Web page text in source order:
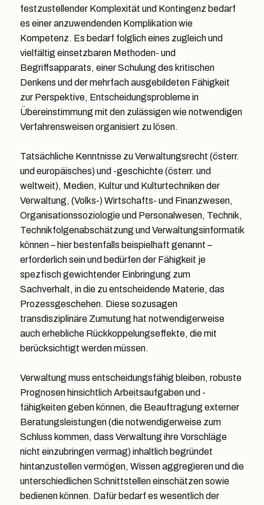
festzustellender Komplexität und Kontingenz bedarf
es einer anzuwendenden Komplikation wie
Kompetenz. Es bedarf folglich eines zugleich und
vielfältig einsetzbaren Methoden- und
Begriffsapparats, einer Schulung des kritischen
Denkens und der mehrfach ausgebildeten Fähigkeit
zur Perspektive, Entscheidungsprobleme in
Übereinstimmung mit den zulässigen wie notwendigen
Verfahrensweisen organisiert zu lösen.
Tatsächliche Kenntnisse zu Verwaltungsrecht (österr.
und europäisches) und -geschichte (österr. und
weltweit), Medien, Kultur und Kulturtechniken der
Verwaltung, (Volks-) Wirtschafts- und Finanzwesen,
Organisationssoziologie und Personalwesen, Technik,
Technikfolgenabschätzung und Verwaltungsinformatik
können – hier bestenfalls beispielhaft genannt –
erforderlich sein und bedürfen der Fähigkeit je
spezfisch gewichtender Einbringung zum
Sachverhalt, in die zu entscheidende Materie, das
Prozessgeschehen. Diese sozusagen
transdisziplinäre Zumutung hat notwendigerweise
auch erhebliche Rückkoppelungseffekte, die mit
berücksichtigt werden müssen.
Verwaltung muss entscheidungsfähig bleiben, robuste
Prognosen hinsichtlich Arbeitsaufgaben und -
fähigkeiten geben können, die Beauftragung externer
Beratungsleistungen (die notwendigerweise zum
Schluss kommen, dass Verwaltung ihre Vorschläge
nicht einzubringen vermag) inhaltlich begründet
hintanzustellen vermögen, Wissen aggregieren und die
unterschiedlichen Schnittstellen einschätzen sowie
bedienen können. Dafür bedarf es wesentlich der